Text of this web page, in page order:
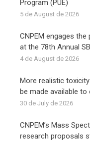
Program (PUE)
5 de August de 2026
CNPEM engages
at the 78th Annual
4 de August de 2026
More realistic
be made available to
30 de July de 2026
CNPEM’s Mass
research proposals